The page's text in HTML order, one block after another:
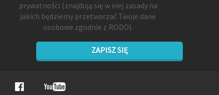
prywatności (znajdują się w niej zasady na
jakich będziemy przetwarzać Twoje dane
osobowe zgodnie z RODO).
ZAPISZ SIĘ